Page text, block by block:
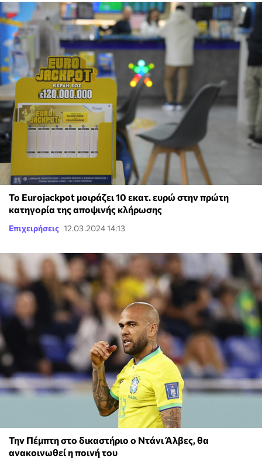
Το Eurojackpot μοιράζει 10 εκατ. ευρώ στην πρώτη
κατηγορία της αποψινής κλήρωσης
Επιχειρήσεις 12.03.2024 14:13
Την Πέμπτη στο δικαστήριο ο Ντάνι Άλβες, θα
ανακοινωθεί η ποινή του